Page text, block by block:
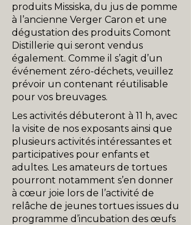
produits Missiska, du jus de pomme
à l’ancienne Verger Caron et une
dégustation des produits Comont
Distillerie qui seront vendus
également. Comme il s’agit d’un
événement zéro-déchets, veuillez
prévoir un contenant réutilisable
pour vos breuvages.
Les activités débuteront à 11 h, avec
la visite de nos exposants ainsi que
plusieurs activités intéressantes et
participatives pour enfants et
adultes. Les amateurs de tortues
pourront notamment s’en donner
à cœur joie lors de l’activité de
relâche de jeunes tortues issues du
programme d’incubation des œufs